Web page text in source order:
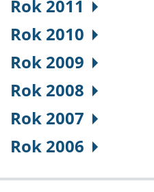
Rok 2011
Rok 2010
Rok 2009
Rok 2008
Rok 2007
Rok 2006